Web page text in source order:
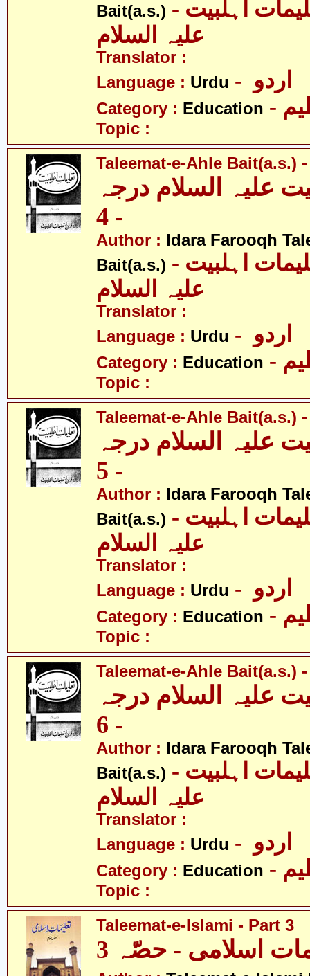
Bait(a.s.) - ادارہ فروغ تعلیمات اہلبیت
علیہ السلام
Translator :
Language : Urdu
Category : Education
Topic :
Taleemat-e-Ahle Bait(a.s.)
علیہ السلام درجہ
- 4
Author : Idara Farooqh
Bait(a.s.) - ادارہ فروغ تعلیمات اہلبیت
علیہ السلام
Translator :
Language : Urdu
Category : Education
Topic :
Taleemat-e-Ahle Bait(a.s.)
علیہ السلام درجہ
- 5
Author : Idara Farooqh
Bait(a.s.) - ادارہ فروغ تعلیمات اہلبیت
علیہ السلام
Translator :
Language : Urdu
Category : Education
Topic :
Taleemat-e-Ahle Bait(a.s.)
علیہ السلام درجہ
- 6
Author : Idara Farooqh
Bait(a.s.) - ادارہ فروغ تعلیمات اہلبیت
علیہ السلام
Translator :
Language : Urdu
Category : Education
Topic :
Taleemat-e-Islami - Part 3
اسلامی - حصّہ 3